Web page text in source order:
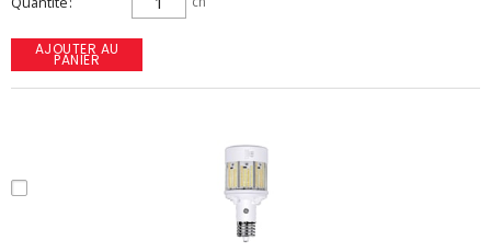
AJOUTER AU
PANIER